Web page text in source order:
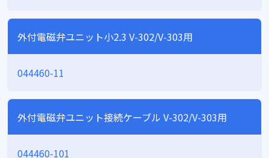
外付電磁弁ユニット小2.3 V-302/V-303用
044460-11
外付電磁弁ユニット接続ケーブル V-302/V-303用
044460-101